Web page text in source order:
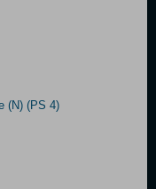
(N) (PS 4)